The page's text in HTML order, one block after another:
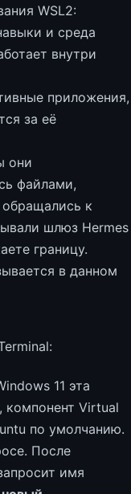
WSL2:
и среда
внутри
приложения,
за её
они
файлами,
обращались к
шлюз Hermes
границу.
в данном
11 эта
компонент Virtual
по умолчанию.
После
имя